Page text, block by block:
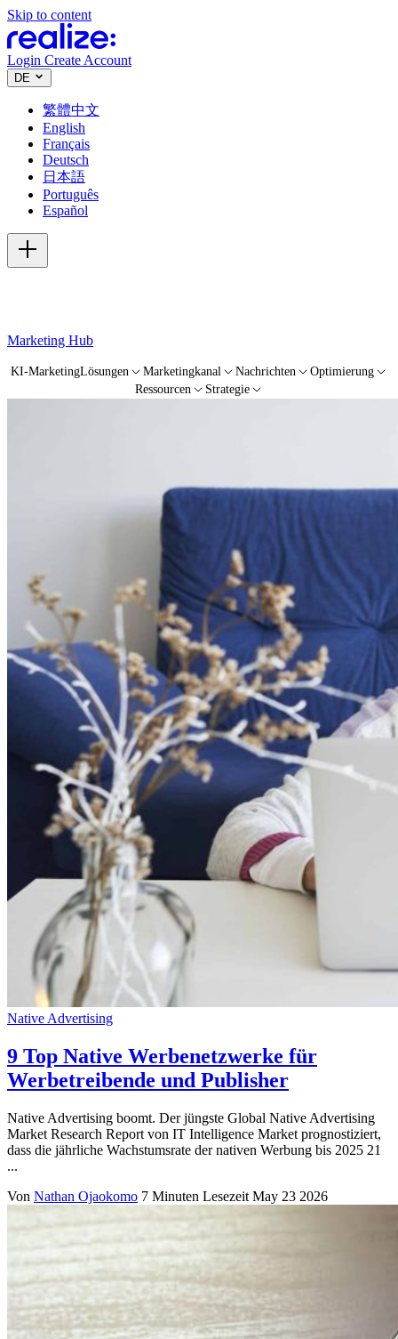
Skip to content
Login Create Account
DE
繁體中文
English
Français
Deutsch
日本語
Português
Español
Marketing Hub
KI-MarketingLösungen Marketingkanal Nachrichten
Optimierung
Ressourcen
Strategie
Native Advertising
9 Top Native Werbenetzwerke für
Werbetreibende und Publisher
Native Advertising boomt. Der jüngste Global Native Advertising
Market Research Report von IT Intelligence Market prognostiziert,
dass die jährliche Wachstumsrate der nativen Werbung bis 2025 21
...
Von Nathan Ojaokomo 7 Minuten Lesezeit May 23 2026